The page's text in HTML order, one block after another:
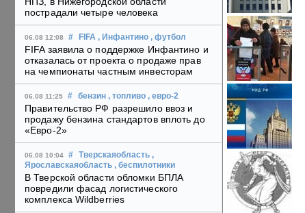
пострадали четыре человека
06.08 12:08 # FIFA , Инфантино , футбол
FIFA заявила о поддержке Инфантино и
отказалась от проекта о продаже прав
на чемпионаты частным инвесторам
06.08 11:25 # бензин , топливо , евро-2
Правительство РФ разрешило ввоз и
продажу бензина стандартов вплоть до
«Евро-2»
06.08 10:04 # Тверскаяобласть ,
Ярославскаяобласть , беспилотники
В Тверской области обломки БПЛА
повредили фасад логистического
комплекса Wildberries